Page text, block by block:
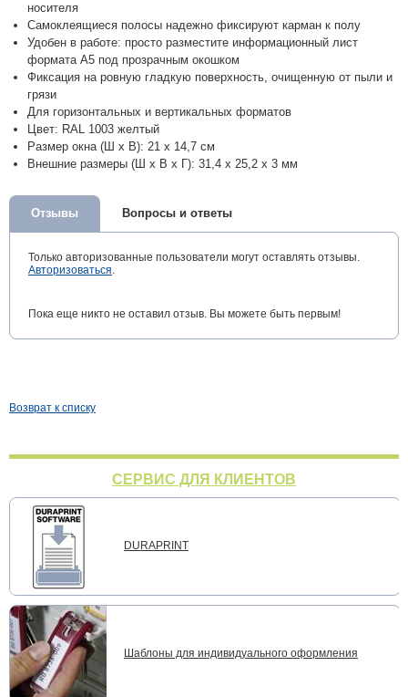
носителя
Самоклеящиеся полосы надежно фиксируют карман к полу
Удобен в работе: просто разместите информационный лист
формата А5 под прозрачным окошком
Фиксация на ровную гладкую поверхность, очищенную от пыли и
грязи
Для горизонтальных и вертикальных форматов
Цвет: RAL 1003 желтый
Размер окна (Ш х В): 21 х 14,7 см
Внешние размеры (Ш х В х Г): 31,4 х 25,2 х 3 мм
Отзывы Вопросы и ответы
Только авторизованные пользователи могут оставлять отзывы.
Авторизоваться.
Пока еще никто не оставил отзыв. Вы можете быть первым!
Возврат к списку
СЕРВИС ДЛЯ КЛИЕНТОВ
DURAPRINT
Шаблоны для индивидуального оформления